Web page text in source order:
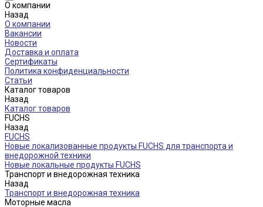
О компании
Назад
О компании
Вакансии
Новости
Доставка и оплата
Сертификаты
Политика конфиденциальности
Статьи
Каталог товаров
Назад
Каталог товаров
FUCHS
Назад
FUCHS
Новые локализованные продукты FUCHS для транспорта и
внедорожной техники
Новые локальные продукты FUCHS
Транспорт и внедорожная техника
Назад
Транспорт и внедорожная техника
Моторные масла